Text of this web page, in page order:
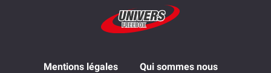
Mentions légales Qui sommes nous